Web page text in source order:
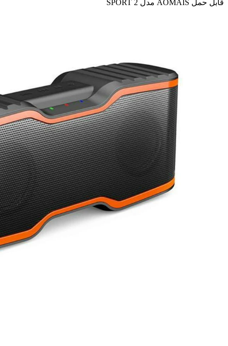
قابل حمل AOMAIS مدل SPORT 2